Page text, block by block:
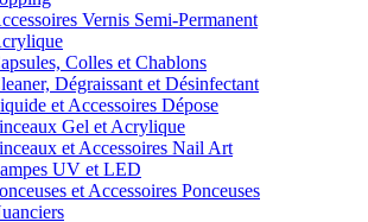
Vernis Semi-Permanent
Colles et Chablons
Dégraissant et Désinfectant
et Accessoires Dépose
Gel et Acrylique
et Accessoires Nail Art
UV et LED
et Accessoires Ponceuses